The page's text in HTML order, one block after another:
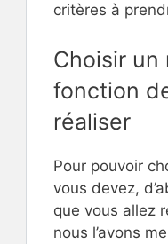
critères à
Choisir un
fonction
réaliser
Pour pouvoir
vous devez,
que vous allez
nous l’avons